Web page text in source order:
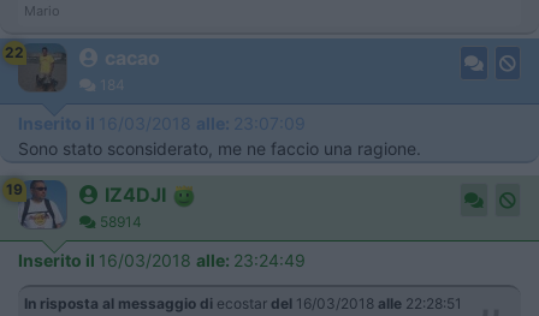
Mario
22 cacao
184
Inserito il 16/03/2018 alle: 23:07:09
Sono stato sconsiderato, me ne faccio una ragione.
19 IZ4DJI
58914
Inserito il 16/03/2018 alle: 23:24:49
In risposta al messaggio di ecostar del 16/03/2018 alle 22:28:51